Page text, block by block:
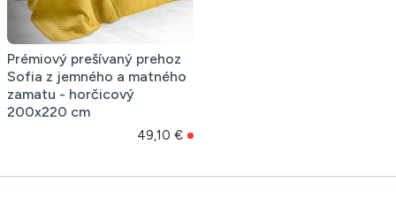
Prémiový prešívaný prehoz
Sofia z jemného a matného
zamatu - horčicový
200x220 cm
49,10 €